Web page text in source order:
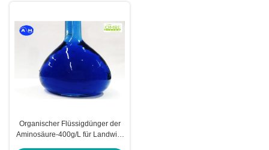
Organischer Flüssigdünger der
Aminosäure-400g/L für Landwirt-